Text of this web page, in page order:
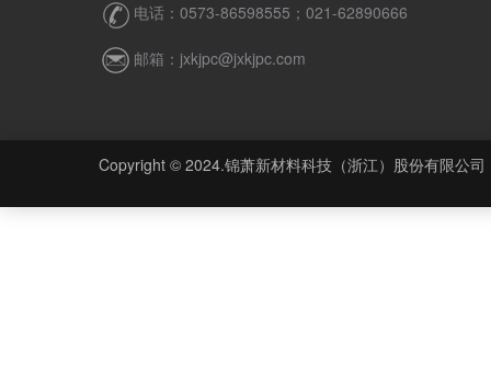
电话：0573-86598555；021-62890666
邮箱：jxkjpc@jxkjpc.com
Copyright © 2024.锦萧新材料科技（浙江）股份有限公